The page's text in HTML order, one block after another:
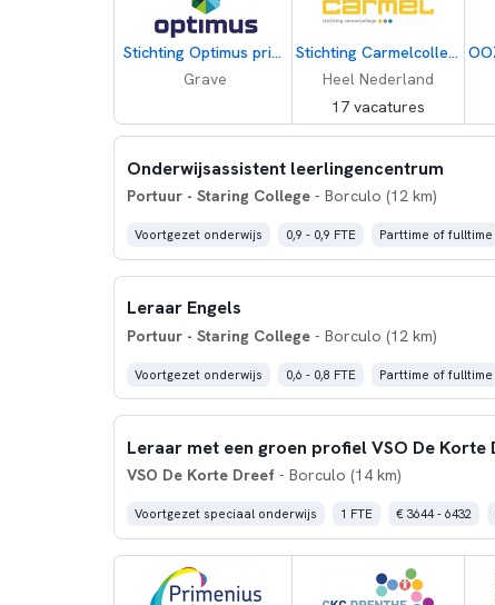
Stichting Optimus primair onderwijs
Grave
Stichting Carmelcollege
Heel Nederland
17 vacatures
Onderwijsassistent leerlingencentrum
Portuur - Staring College- Borculo (12 km)
Voortgezet onderwijs 0,9 - 0,9 FTE Parttime of fulltime
Leraar Engels
Portuur - Staring College- Borculo (12 km)
Voortgezet onderwijs 0,6 - 0,8 FTE Parttime of fulltime
VSO De Korte Dreef - Borculo (14 km)
Voortgezet speciaal onderwijs 1 FTE € 3644 - 6432